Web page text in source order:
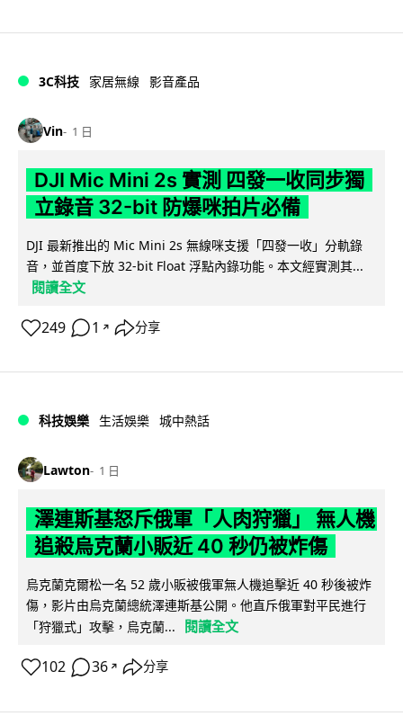
3C科技 家居無線 影音產品
Vin 1 日
DJI Mic Mini 2s 實測 四發一收同步獨
立錄音 32-bit 防爆咪拍片必備
DJI 最新推出的 Mic Mini 2s 無線咪支援「四發一收」分軌錄
音，並首度下放 32-bit Float 浮點內錄功能。本文經實測其...
閱讀全文
249 1 ↗ 分享
科技娛樂 生活娛樂 城中熱話
Lawton 1 日
澤連斯基怒斥俄軍「人肉狩獵」 無人機
追殺烏克蘭小販近 40 秒仍被炸傷
烏克蘭克爾松一名 52 歲小販被俄軍無人機追擊近 40 秒後被炸
傷，影片由烏克蘭總統澤連斯基公開。他直斥俄軍對平民進行
「狩獵式」攻擊，烏克蘭...
閱讀全文
102 36 ↗ 分享